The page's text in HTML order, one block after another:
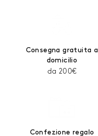
Consegna gratuita a
domicilio
da 200€
Confezione regalo